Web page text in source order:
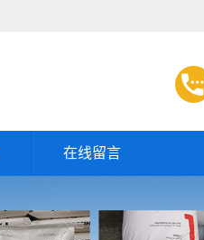
在线留言